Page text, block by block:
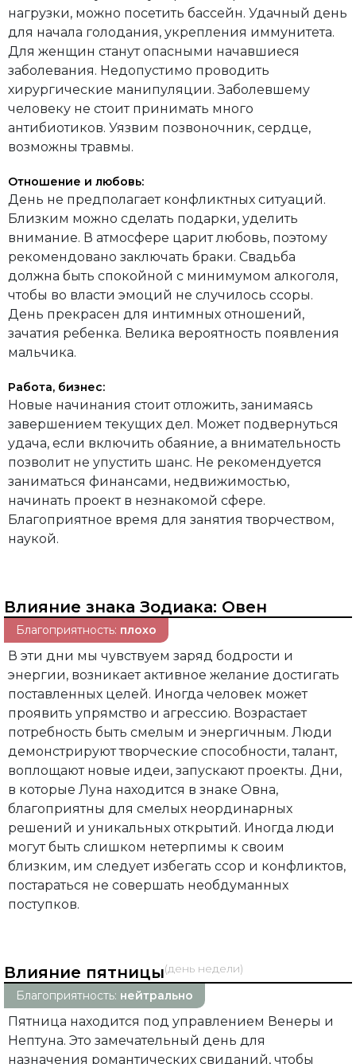
нагрузки, можно посетить бассейн. Удачный день
для начала голодания, укрепления иммунитета.
Для женщин станут опасными начавшиеся
заболевания. Недопустимо проводить
хирургические манипуляции. Заболевшему
человеку не стоит принимать много
антибиотиков. Уязвим позвоночник, сердце,
возможны травмы.
Отношение и любовь:
День не предполагает конфликтных ситуаций.
Близким можно сделать подарки, уделить
внимание. В атмосфере царит любовь, поэтому
рекомендовано заключать браки. Свадьба
должна быть спокойной с минимумом алкоголя,
чтобы во власти эмоций не случилось ссоры.
День прекрасен для интимных отношений,
зачатия ребенка. Велика вероятность появления
мальчика.
Работа, бизнес:
Новые начинания стоит отложить, занимаясь
завершением текущих дел. Может подвернуться
удача, если включить обаяние, а внимательность
позволит не упустить шанс. Не рекомендуется
заниматься финансами, недвижимостью,
начинать проект в незнакомой сфере.
Благоприятное время для занятия творчеством,
наукой.
Влияние знака Зодиака: Овен
Благоприятность: плохо
В эти дни мы чувствуем заряд бодрости и
энергии, возникает активное желание достигать
поставленных целей. Иногда человек может
проявить упрямство и агрессию. Возрастает
потребность быть смелым и энергичным. Люди
демонстрируют творческие способности, талант,
воплощают новые идеи, запускают проекты. Дни,
в которые Луна находится в знаке Овна,
благоприятны для смелых неординарных
решений и уникальных открытий. Иногда люди
могут быть слишком нетерпимы к своим
близким, им следует избегать ссор и конфликтов,
постараться не совершать необдуманных
поступков.
Влияние пятницы(день недели)
Благоприятность: нейтрально
Пятница находится под управлением Венеры и
Нептуна. Это замечательный день для
назначения романтических свиданий, чтобы